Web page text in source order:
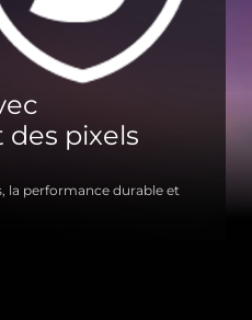
pixels
la performance durable et